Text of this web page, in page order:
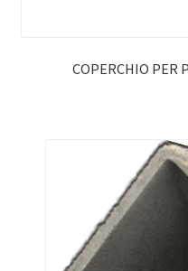
COPERCHIO PER